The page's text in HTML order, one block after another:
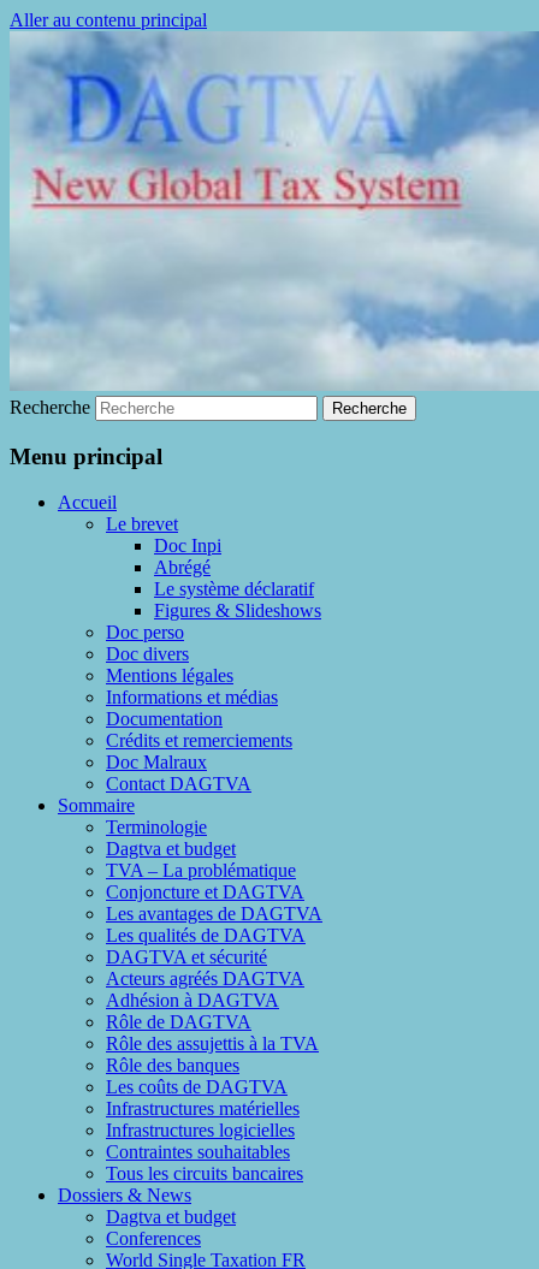
Aller au contenu principal
DAGTVA
La fin de la fraude à la TVA
Recherche
Menu principal
Accueil
Le brevet
Doc Inpi
Abrégé
Le système déclaratif
Figures & Slideshows
Doc perso
Doc divers
Mentions légales
Informations et médias
Documentation
Crédits et remerciements
Doc Malraux
Contact DAGTVA
Sommaire
Terminologie
Dagtva et budget
TVA – La problématique
Conjoncture et DAGTVA
Les avantages de DAGTVA
Les qualités de DAGTVA
DAGTVA et sécurité
Acteurs agréés DAGTVA
Adhésion à DAGTVA
Rôle de DAGTVA
Rôle des assujettis à la TVA
Rôle des banques
Les coûts de DAGTVA
Infrastructures matérielles
Infrastructures logicielles
Contraintes souhaitables
Tous les circuits bancaires
Dossiers & News
Dagtva et budget
Conferences
World Single Taxation FR